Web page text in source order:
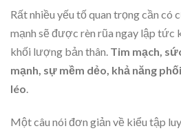
Rất nhiều yếu tố quan trọng cần có
mạnh sẽ được rèn rũa ngay lập tức
khối lượng bản thân. Tim mạch,
mạnh, sự mềm dẻo, khả năng
léo.
Một câu nói đơn giản về kiểu tập